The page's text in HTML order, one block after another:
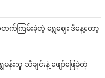
ကြမ်းခဲ့တဲ့ ရွှေဈေး ဒီနေ့တော့
းသူ သီချင်းနဲ့ ဖျော်ဖြေခဲ့တဲ့